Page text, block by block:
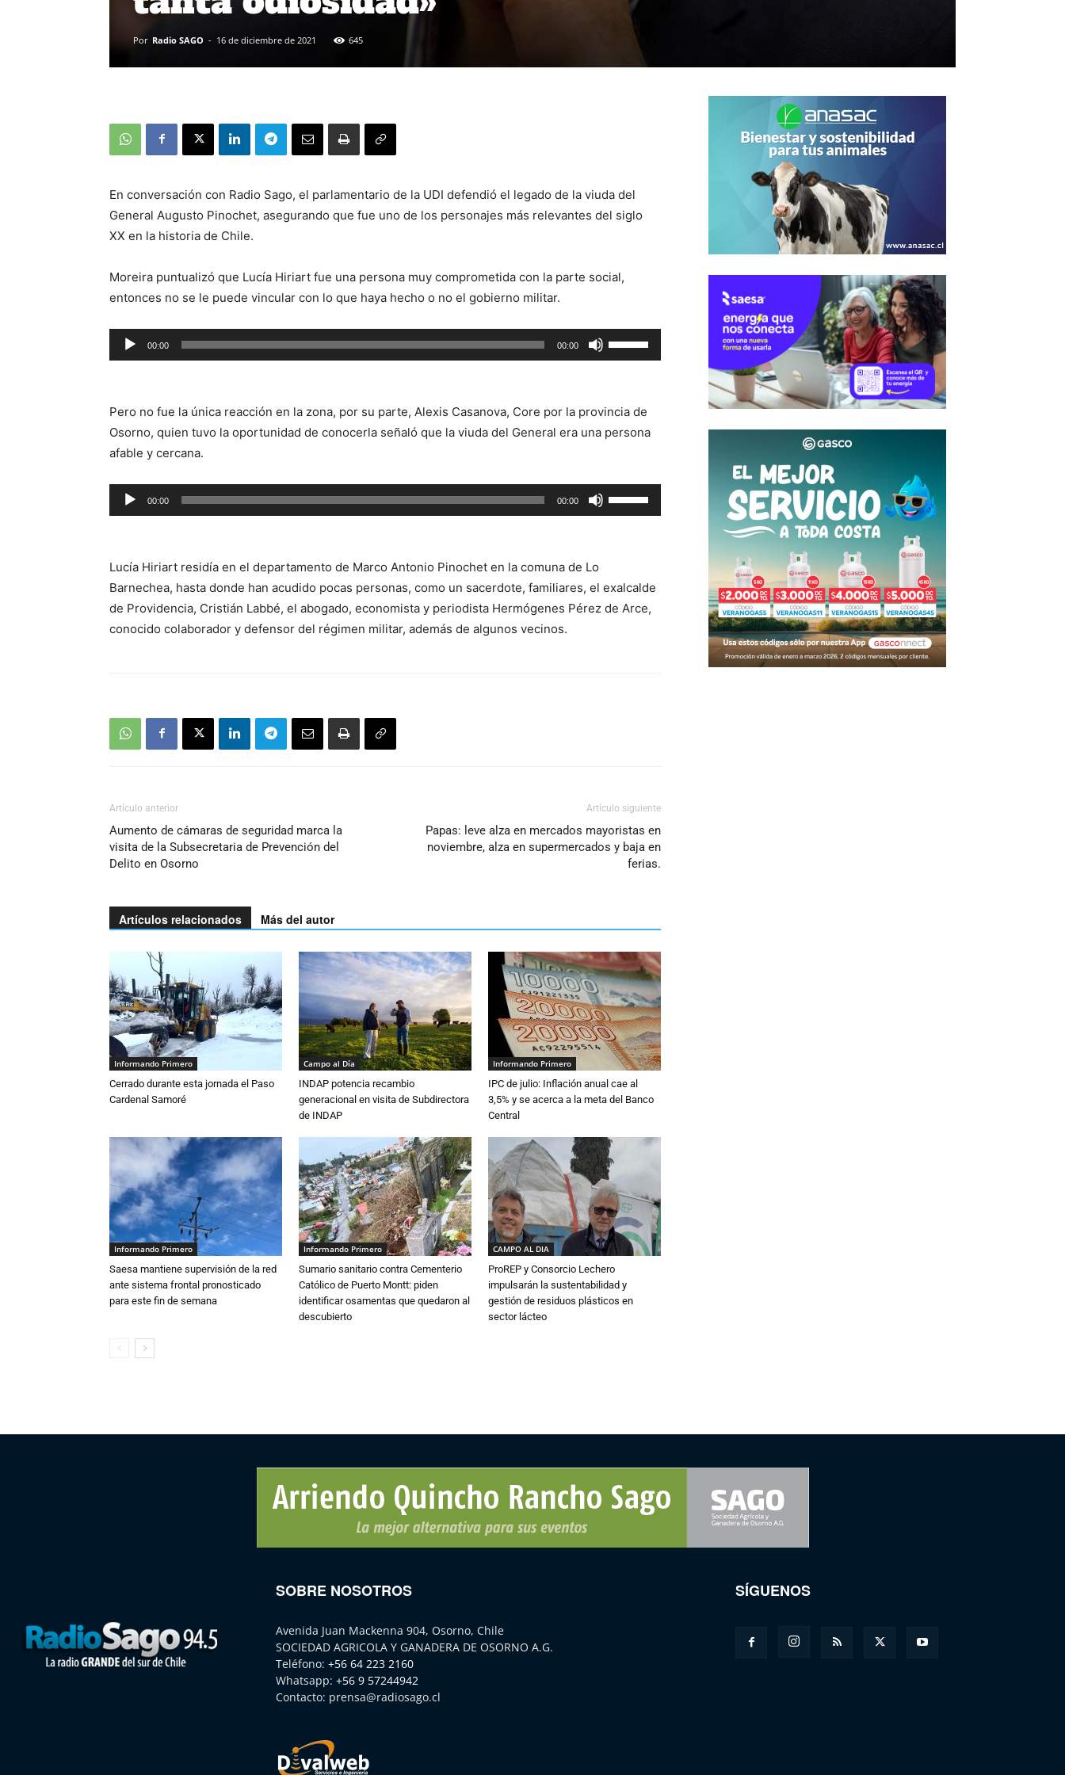
Por Radio SAGO - 16 de diciembre de 2021 645
En conversación con Radio Sago, el parlamentario de la UDI defendió el legado de la viuda del
General Augusto Pinochet, asegurando que fue uno de los personajes más relevantes del siglo
XX en la historia de Chile.
Moreira puntualizó que Lucía Hiriart fue una persona muy comprometida con la parte social,
entonces no se le puede vincular con lo que haya hecho o no el gobierno militar.
Reproductor
de
00:00 00:00
las
flecha
arriba/abajo
aumentar
o
Pero no fue la única reacción en la zona, por su parte, Alexis Casanova, Core por la provincia de
Osorno, quien tuvo la oportunidad de conocerla señaló que la viuda del General era una persona
afable y cercana.
Reproductor
de
00:00 00:00
las
arriba/abajo
para
Lucía Hiriart residía en el departamento de Marco Antonio Pinochet en la comuna de Lo
Barnechea, hasta donde han acudido pocas personas, como un sacerdote, familiares, el exalcalde
de Providencia, Cristián Labbé, el abogado, economista y periodista Hermógenes Pérez de Arce,
conocido colaborador y defensor del régimen militar, además de algunos vecinos.
Artículo anterior
Aumento de cámaras de seguridad marca la
visita de la Subsecretaria de Prevención del
Delito en Osorno
Artículo siguiente
Papas: leve alza en mercados mayoristas en
noviembre, alza en supermercados y baja en
ferias.
Artículos relacionados Más del autor
Informando Primero
Cerrado durante esta jornada el Paso
Cardenal Samoré
Campo al Día
INDAP potencia recambio
generacional en visita de Subdirectora
de INDAP
Informando Primero
IPC de julio: Inflación anual cae al
3,5% y se acerca a la meta del Banco
Central
Informando Primero
Saesa mantiene supervisión de la red
ante sistema frontal pronosticado
para este fin de semana
Informando Primero
Sumario sanitario contra Cementerio
Católico de Puerto Montt: piden
identificar osamentas que quedaron al
descubierto
CAMPO AL DIA
ProREP y Consorcio Lechero
impulsarán la sustentabilidad y
gestión de residuos plásticos en
sector lácteo
SOBRE NOSOTROS
Avenida Juan Mackenna 904, Osorno, Chile
SOCIEDAD AGRICOLA Y GANADERA DE OSORNO A.G.
Teléfono: +56 64 223 2160
Whatsapp: +56 9 57244942
Contacto: prensa@radiosago.cl
SÍGUENOS